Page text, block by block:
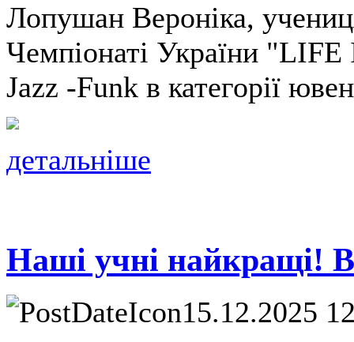
Лопушан Вероніка,
Чемпіонаті України
Jazz -Funk в категорії
детальніше
Наші учні найкращі!
15.12.2025